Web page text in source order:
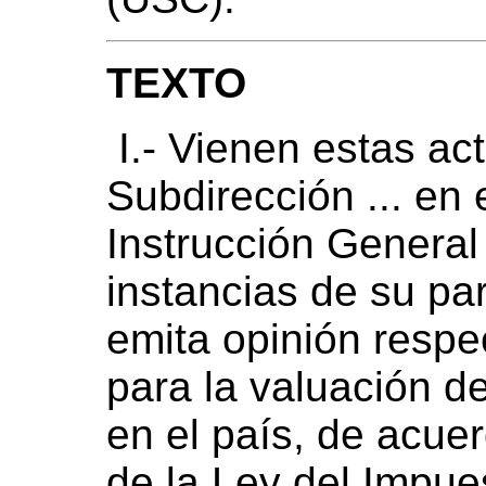
TEXTO
I.- Vienen estas
Subdirección ... en
Instrucción
instancias de su
emita opinión
para la valuación
en el país, de